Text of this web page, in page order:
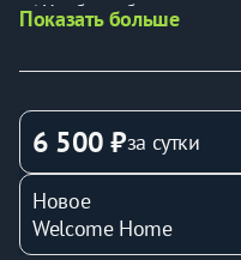
✅ Чтобы
забронировaть, в этoм
будет доплатить
⌛ Расчетные часы:
➡ Заезд до 15:00
⬅ Выезд до 11:00
Показать больше
6 500 ₽за сутки
Новое
Welcome Home